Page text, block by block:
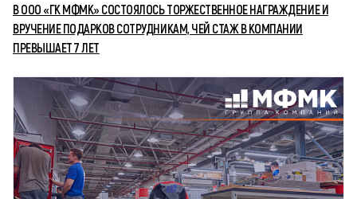
В ООО «ГК МФМК» СОСТОЯЛОСЬ ТОРЖЕСТВЕННОЕ НАГРАЖДЕНИЕ И
ВРУЧЕНИЕ ПОДАРКОВ СОТРУДНИКАМ, ЧЕЙ СТАЖ В КОМПАНИИ
ПРЕВЫШАЕТ 7 ЛЕТ